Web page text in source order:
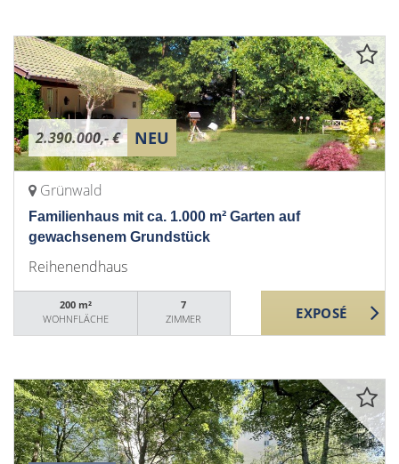
2.390.000,- € NEU
Grünwald
Familienhaus mit ca. 1.000 m² Garten auf
gewachsenem Grundstück
Reihenendhaus
200 m²
WOHNFLÄCHE
7
ZIMMER